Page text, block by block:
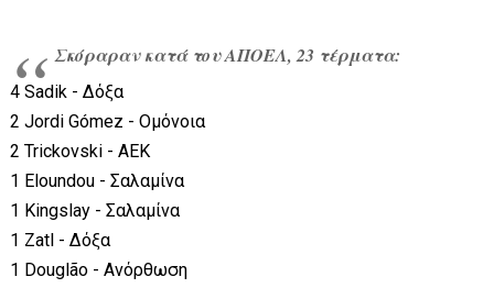
Σκόραραν κατά του ΑΠΟΕΛ, 23 τέρματα:
4 Sadik - Δόξα
2 Jordi Gómez - Ομόνοια
2 Trickovski - ΑΕΚ
1 Eloundou - Σαλαμίνα
1 Kingslay - Σαλαμίνα
1 Zatl - Δόξα
1 Douglão - Ανόρθωση